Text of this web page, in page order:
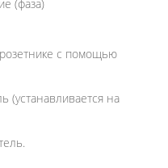
(фаза)
с помощью
(устанавливается на